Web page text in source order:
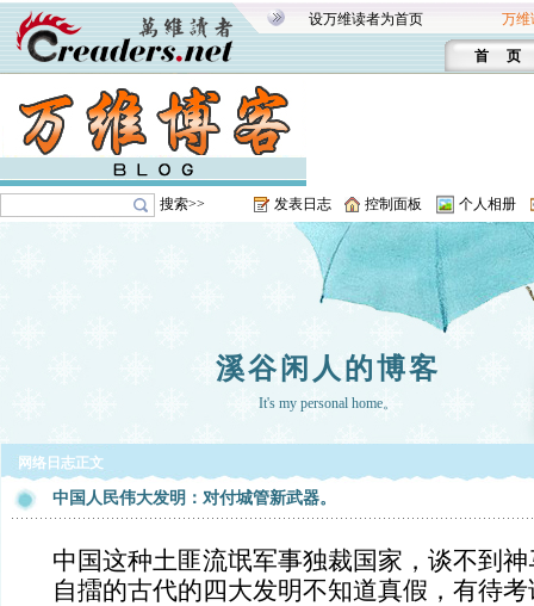
设万维读者为首页 万维
首 页
搜索>> 发表日志 控制面板 个人相册
溪谷闲人的博客
It's my personal home。
网络日志正文
中国人民伟大发明：对付城管新武器。
中国这种土匪流氓军事独裁国家，谈不到神
自擂的古代的四大发明不知道真假，有待